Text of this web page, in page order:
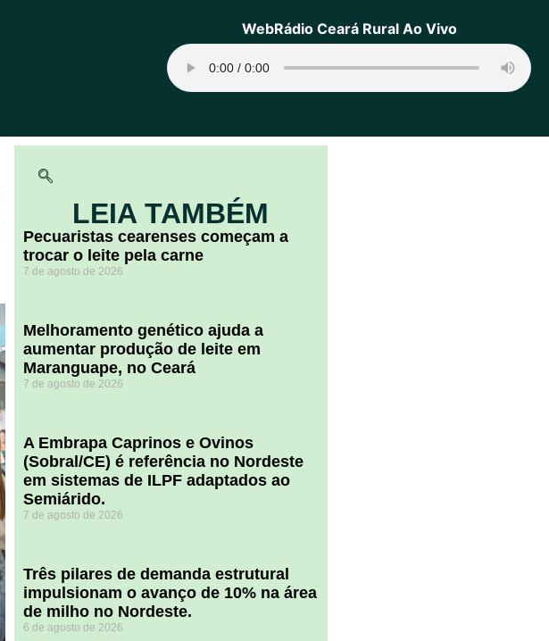
WebRádio Ceará Rural Ao Vivo
LEIA TAMBÉM
Pecuaristas cearenses começam a
trocar o leite pela carne
7 de agosto de 2026
Melhoramento genético ajuda a
aumentar produção de leite em
Maranguape, no Ceará
7 de agosto de 2026
A Embrapa Caprinos e Ovinos
(Sobral/CE) é referência no Nordeste
em sistemas de ILPF adaptados ao
Semiárido.
7 de agosto de 2026
​Três pilares de demanda estrutural
impulsionam o avanço de 10% na área
de milho no Nordeste.
6 de agosto de 2026